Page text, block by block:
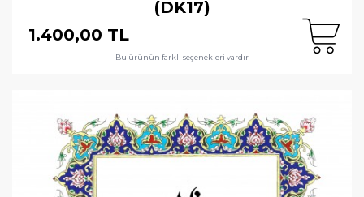
(DK17)
1.400,00 TL
Bu ürünün farklı seçenekleri vardır